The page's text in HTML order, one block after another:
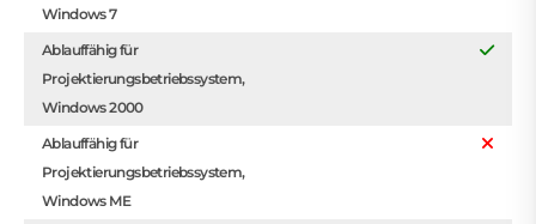
Windows 7
Ablauffähig für
Projektierungsbetriebssystem,
Windows 2000
Ablauffähig für
Projektierungsbetriebssystem,
Windows ME